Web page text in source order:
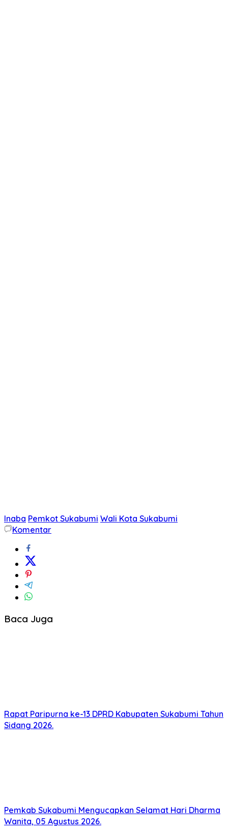
Inaba Pemkot Sukabumi Wali Kota Sukabumi
Komentar
Baca Juga
Rapat Paripurna ke-13 DPRD Kabupaten Sukabumi Tahun
Sidang 2026.
Pemkab Sukabumi Mengucapkan Selamat Hari Dharma
Wanita, 05 Agustus 2026.